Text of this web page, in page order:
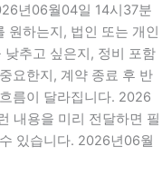
년06월04일 14시37분
원하는지, 법인 또는 개인
추고 싶은지, 정비 포함
요한지, 계약 종료 후 반
름이 달라집니다. 2026
내용을 미리 전달하면 필
있습니다. 2026년06월